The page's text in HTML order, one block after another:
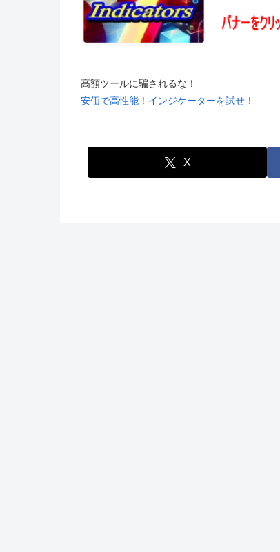
高額ツールに騙されるな！
安価で高性能！インジケーターを試せ！
X